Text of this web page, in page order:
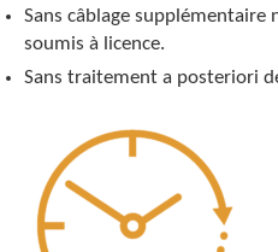
Sans câblage
soumis à licence.
Sans traitement a posteriori